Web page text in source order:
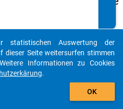
d
Bil
du
auto_stories
add_shopping_cart
statistischen Auswertung der
dieser Seite weitersurfen stimmen
Informationen zu Cookies
.
OK